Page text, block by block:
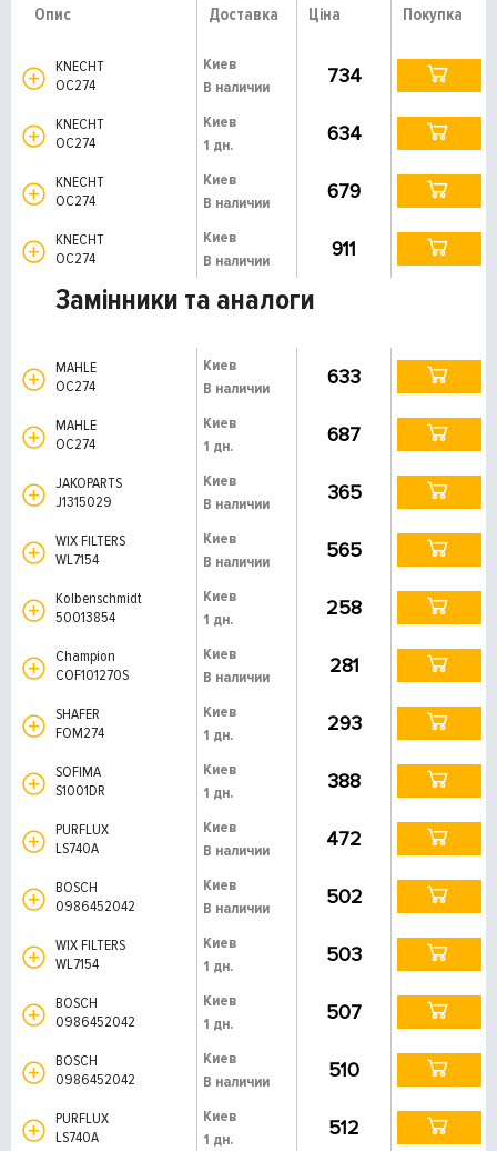
Опис Доставка Ціна Покупка
KNECHT
OC274
Киев
В наличии
734
KNECHT
OC274
Киев
1 дн.
634
KNECHT
OC274
Киев
В наличии
679
KNECHT
OC274
Киев
В наличии
911
Замінники та аналоги
MAHLE
OC274
Киев
В наличии
633
MAHLE
OC274
Киев
1 дн.
687
JAKOPARTS
J1315029
Киев
В наличии
365
WIX FILTERS
WL7154
Киев
В наличии
565
Kolbenschmidt
50013854
Киев
1 дн.
258
Champion
COF101270S
Киев
В наличии
281
SHAFER
FOM274
Киев
1 дн.
293
SOFIMA
S1001DR
Киев
1 дн.
388
PURFLUX
LS740A
Киев
В наличии
472
BOSCH
0986452042
Киев
В наличии
502
WIX FILTERS
WL7154
Киев
1 дн.
503
BOSCH
0986452042
Киев
1 дн.
507
BOSCH
0986452042
Киев
В наличии
510
PURFLUX
LS740A
Киев
1 дн.
512